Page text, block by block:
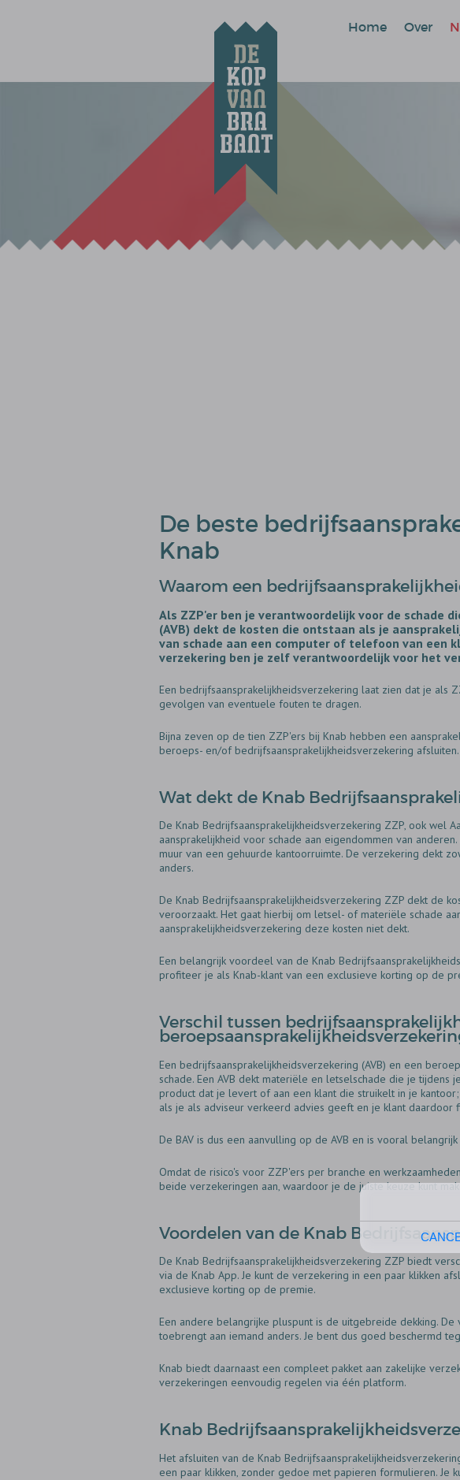
Home Over
De beste
Knab
Waarom een
Als ZZP'er ben je verantwoordelijk voor de schade
(AVB) dekt de kosten die ontstaan als je
van schade aan een computer of telefoon van een
verzekering ben je zelf verantwoordelijk voor het
Een bedrijfsaansprakelijkheidsverzekering laat zien dat je
gevolgen van eventuele fouten te dragen.
Bijna zeven op de tien ZZP'ers bij Knab hebben een
beroeps- en/of bedrijfsaansprakelijkheidsverzekering afsluiten.
Wat dekt de Knab
De Knab Bedrijfsaansprakelijkheidsverzekering ZZP‚ ook wel
aansprakelijkheid voor schade aan eigendommen van
muur van een gehuurde kantoorruimte. De verzekering dekt
anders.
De Knab Bedrijfsaansprakelijkheidsverzekering ZZP dekt de
veroorzaakt. Het gaat hierbij om letsel- of materiële schade
aansprakelijkheidsverzekering deze kosten niet dekt.
Een belangrijk voordeel van de Knab
profiteer je als Knab-klant van een exclusieve korting op de
Verschil tussen
Een bedrijfsaansprakelijkheidsverzekering (AVB) en een
schade. Een AVB dekt materiële en letselschade die je
product dat je levert of aan een klant die struikelt in je
als je als adviseur verkeerd advies geeft en je klant daardoor
De BAV is dus een aanvulling op de AVB en is vooral
Omdat de risico's voor ZZP'ers per branche en
beide verzekeringen aan‚ waardoor je de juiste keuze kunt
Voordelen van de Knab
De Knab Bedrijfsaansprakelijkheidsverzekering ZZP biedt
via de Knab App. Je kunt de verzekering in een paar klikken
exclusieve korting op de premie.
Een andere belangrijke pluspunt is de uitgebreide dekking.
toebrengt aan iemand anders. Je bent dus goed beschermd
Knab biedt daarnaast een compleet pakket aan zakelijke
verzekeringen eenvoudig regelen via één platform.
Knab
Het afsluiten van de Knab
een paar klikken‚ zonder gedoe met papieren formulieren.